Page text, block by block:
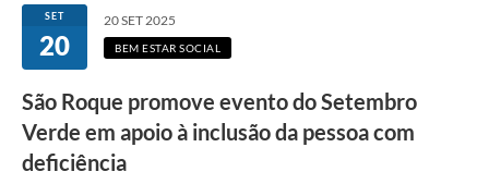
Atribuições
Transparência
Arvorômetro
Secretarias/Departamentos
SET
20
20 SET 2025
BEM ESTAR SOCIAL
São Roque promove evento do Setembro
Verde em apoio à inclusão da pessoa com
deficiência